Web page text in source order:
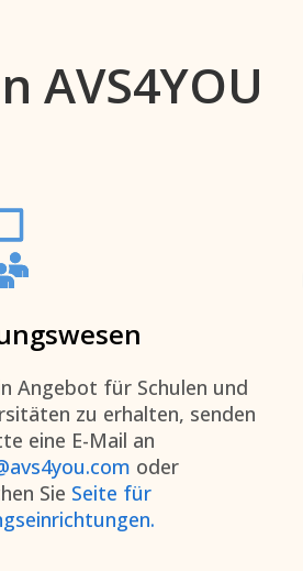
AVS4YOU
Angebot für Schulen und
zu erhalten, senden
eine E-Mail an
oder
Sie Seite für